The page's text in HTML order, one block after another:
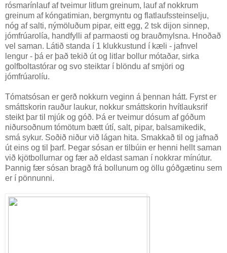
rósmarínlauf af tveimur litlum greinum, lauf af nokkrum
greinum af kóngatimian, bergmyntu og flatlaufssteinselju,
nóg af salti, nýmöluðum pipar, eitt egg, 2 tsk dijon sinnep,
jómfrúarolía, handfylli af parmaosti og brauðmylsna. Hnoðað
vel saman. Látið standa í 1 klukkustund í kæli - jafnvel
lengur - þá er það tekið út og litlar bollur mótaðar, sirka
golfboltastórar og svo steiktar í blöndu af smjöri og
jómfrúarolíu.
Tómatsósan er gerð nokkurn veginn á þennan hátt. Fyrst er
smáttskorin rauður laukur, nokkur smáttskorin hvítlauksrif
steikt þar til mjúk og góð. Þá er tveimur dósum af góðum
niðursoðnum tómötum bætt útí, salt, pipar, balsamikedik,
smá sykur. Soðið niður við lágan hita. Smakkað til og jafnað
út eins og til þarf. Þegar sósan er tilbúin er henni hellt saman
við kjötbollurnar og fær að eldast saman í nokkrar mínútur.
Þannig fær sósan bragð frá bollunum og öllu góðgætinu sem
er í pönnunni.